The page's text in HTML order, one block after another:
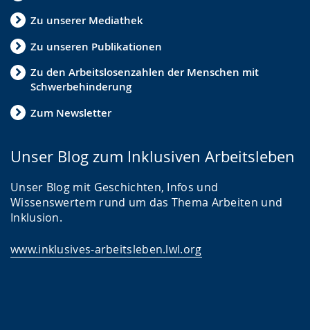
Zu unserer Mediathek
Zu unseren Publikationen
Zu den Arbeitslosenzahlen der Menschen mit
Schwerbehinderung
Zum Newsletter
Unser Blog zum Inklusiven Arbeitsleben
Unser Blog mit Geschichten, Infos und
Wissenswertem rund um das Thema Arbeiten und
Inklusion.
www.inklusives-arbeitsleben.lwl.org